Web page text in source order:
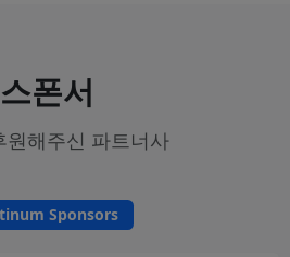
스폰서
원해주신 파트너사
Sponsors